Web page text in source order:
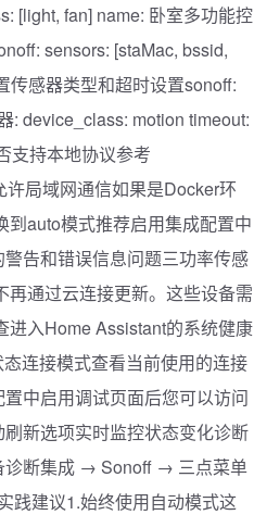
[light, fan] name: 卧室多功能控
sensors: [staMac, bssid,
传感器类型和超时设置sonoff:
: device_class: motion timeout:
支持本地协议参考
局域网通信如果是Docker环
auto模式推荐启用集成配置中
告和错误信息问题三功率传感
通过云连接更新。这些设备需
入Home Assistant的系统健康
连接模式查看当前使用的连接
中启用调试页面后您可以访问
新选项实时监控状态变化诊断
诊断集成 → Sonoff → 三点菜单
建议1.始终使用自动模式这